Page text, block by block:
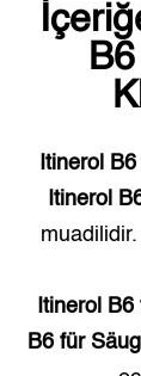
Itinerol
Itinerol
Itinerol
B6 für